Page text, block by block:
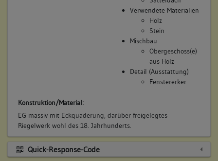
Verwendete Materialien
Holz
Stein
Mischbau
Obergeschoss(e)
aus Holz
Detail (Ausstattung)
Fenstererker
Konstruktion/Material:
EG massiv mit Eckquaderung, darüber freigelegtes
Riegelwerk wohl des 18. Jahrhunderts.
Quick-Response-Code